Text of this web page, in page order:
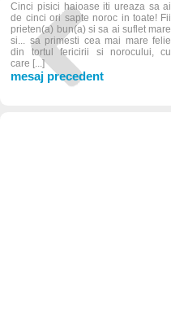
Cinci pisici haioase iti ureaza sa ai
de cinci ori sapte noroc in toate! Fii
prieten(a) bun(a) si sa ai suflet mare
si... sa primesti cea mai mare felie
din tortul fericirii si norocului, cu
care [...]
mesaj precedent